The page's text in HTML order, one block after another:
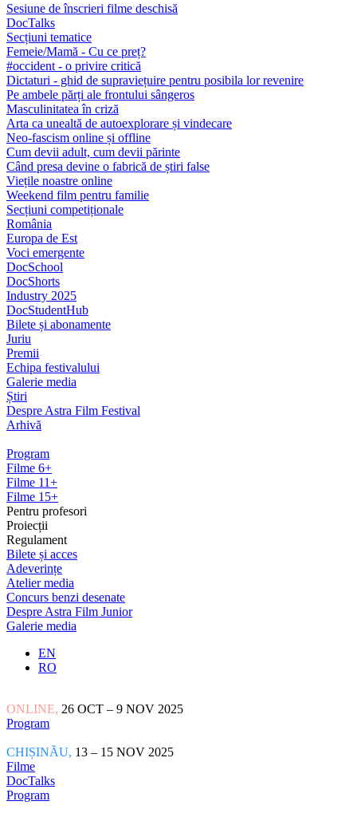
Sesiune de înscrieri filme deschisă
DocTalks
Secțiuni tematice
Femeie/Mamă - Cu ce preț?
#occident - o privire critică
Dictaturi - ghid de supraviețuire pentru posibila lor revenire
Pe ambele părți ale frontului sângeros
Masculinitatea în criză
Arta ca unealtă de autoexplorare și vindecare
Neo-fascism online și offline
Cum devii adult, cum devii părinte
Când presa devine o fabrică de știri false
Viețile noastre online
Weekend film pentru familie
Secțiuni competiționale
România
Europa de Est
Voci emergente
DocSchool
DocShorts
Industry 2025
DocStudentHub
Bilete și abonamente
Juriu
Premii
Echipa festivalului
Galerie media
Știri
Despre Astra Film Festival
Arhivă
Program
Filme 6+
Filme 11+
Filme 15+
Pentru profesori
Proiecții
Regulament
Bilete și acces
Adeverințe
Atelier media
Concurs benzi desenate
Despre Astra Film Junior
Galerie media
EN
RO
ONLINE, 26 OCT – 9 NOV 2025
Program
CHIȘINĂU, 13 – 15 NOV 2025
Filme
DocTalks
Program